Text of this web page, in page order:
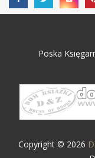
Poska
Copyright © 2026